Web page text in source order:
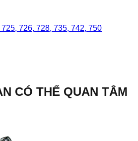
726, 728, 735, 742, 750
CÓ THỂ QUAN TÂM